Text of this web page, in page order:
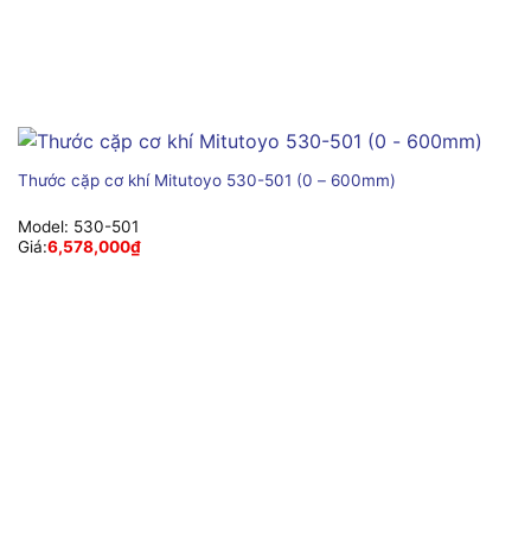
Thước cặp cơ khí Mitutoyo 530-501 (0 – 600mm)
Model: 530-501
Giá:6,578,000₫